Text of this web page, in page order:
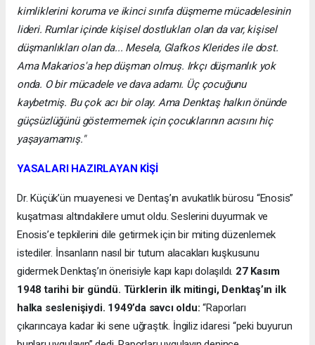
kimliklerini koruma ve ikinci sınıfa düşmeme mücadelesinin
lideri. Rumlar içinde kişisel dostlukları olan da var, kişisel
düşmanlıkları olan da... Mesela, Glafkos Klerides ile dost.
Ama Makarios'a hep düşman olmuş. Irkçı düşmanlık yok
onda. O bir mücadele ve dava adamı. Üç çocuğunu
kaybetmiş. Bu çok acı bir olay. Ama Denktaş halkın önünde
güçsüzlüğünü göstermemek için çocuklarının acısını hiç
yaşayamamış."
YASALARI HAZIRLAYAN KİŞİ
Dr. Küçük’ün muayenesi ve Dentaş’ın avukatlık bürosu “Enosis”
kuşatması altındakilere umut oldu. Seslerini duyurmak ve
Enosis’e tepkilerini dile getirmek için bir miting düzenlemek
istediler. İnsanların nasıl bir tutum alacakları kuşkusunu
gidermek Denktaş’ın önerisiyle kapı kapı dolaşıldı. 27 Kasım
1948 tarihi bir gündü. Türklerin ilk mitingi, Denktaş’ın ilk
halka seslenişiydi. 1949’da savcı oldu:“Raporları
çıkarıncaya kadar iki sene uğraştık. İngiliz idaresi “peki buyurun